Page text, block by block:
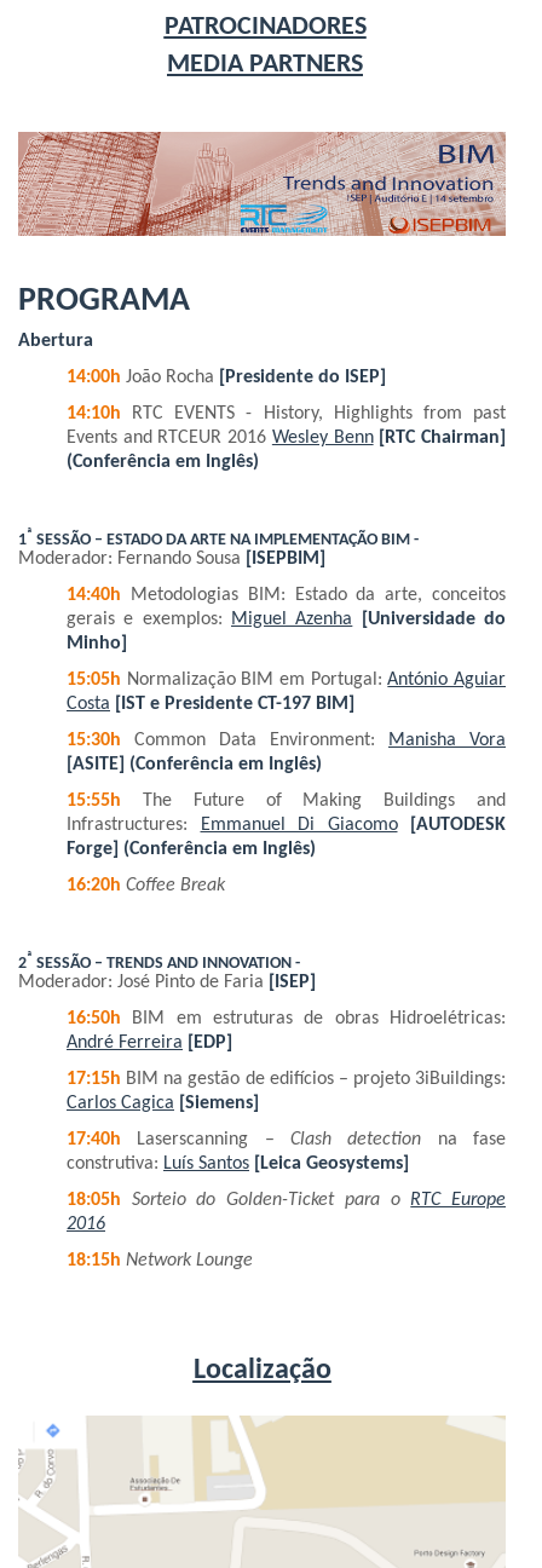
PATROCINADORES
MEDIA PARTNERS
PROGRAMA
Abertura
14:00h João Rocha
[Presidente do ISEP]
14:10h RTC EVENTS - History, Highlights from past
Events and RTCEUR 2016 Wesley Benn
[RTC Chairman]
(Conferência em Inglês)
1ª SESSÃO – ESTADO DA ARTE NA IMPLEMENTAÇÃO BIM -
Moderador: Fernando Sousa
[ISEPBIM]
14:40h Metodologias BIM: Estado da arte, conceitos
gerais e exemplos: Miguel Azenha
[Universidade do
Minho]
15:05h Normalização BIM em Portugal:António Aguiar
Costa
[IST e Presidente CT-197 BIM]
15:30h Common Data Environment: Manisha Vora
[ASITE] (Conferência em Inglês)
15:55h
The Future of Making Buildings and
Infrastructures: Emmanuel Di Giacomo
[AUTODESK
Forge] (Conferência em Inglês)
16:20h Coffee Break
2ª SESSÃO – TRENDS AND INNOVATION -
Moderador: José Pinto de Faria
[ISEP]
16:50h BIM em estruturas de obras Hidroelétricas:
André Ferreira
[EDP]
17:15h BIM na gestão de edifícios – projeto 3iBuildings:
Carlos Cagica
[Siemens]
17:40h Laserscanning –Clash detection na fase
construtiva: Luís Santos [Leica Geosystems]
18:05h Sorteio do Golden-Ticket para oRTC Europe
2016
18:15h Network Lounge
Localização